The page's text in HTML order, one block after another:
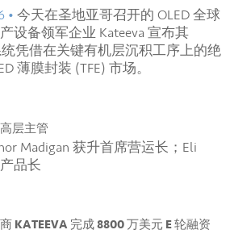
•今天在圣地亚哥召开的 OLED 全球
设备领军企业 Kateeva 宣布其
统凭借在关键有机层沉积工序上的绝
薄膜封装 (TFE) 市场。
层主管
Madigan 获升首席营运长；Eli
品长
KATEEVA 完成 8800 万美元 E 轮融资